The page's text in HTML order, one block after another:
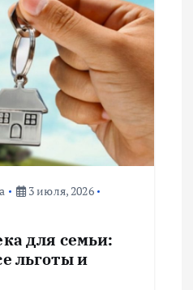
3 июля, 2026
для семьи:
льготы и